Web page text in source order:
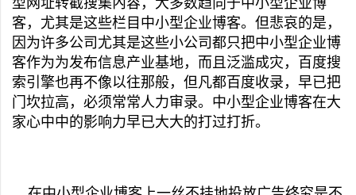
型网址转截搜集內容，大多数趋向于中小型企业博
客，尤其是这些栏目中小型企业博客。但悲哀的是，
因为许多公司尤其是这些小公司都只把中小型企业博
客作为为发布信息产业基地，而且泛滥成灾，百度搜
索引擎也再不像以往那般，但凡都百度收录，早已把
门坎拉高，必须常常人力审录。中小型企业博客在大
家心中中的影响力早已大大的打过打折。